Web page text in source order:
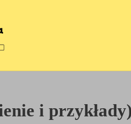
i